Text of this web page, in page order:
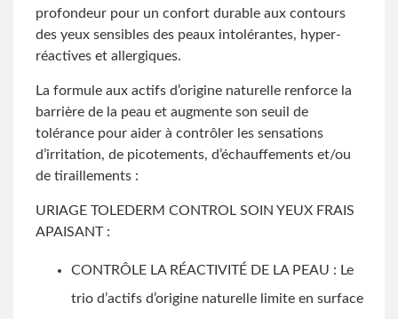
profondeur pour un confort durable aux contours
des yeux sensibles des peaux intolérantes, hyper-
réactives et allergiques.
La formule aux actifs d’origine naturelle renforce la
barrière de la peau et augmente son seuil de
tolérance pour aider à contrôler les sensations
d’irritation, de picotements, d’échauffements et/ou
de tiraillements :
URIAGE TOLEDERM CONTROL SOIN YEUX FRAIS
APAISANT :
CONTRÔLE LA RÉACTIVITÉ DE LA PEAU : Le
trio d’actifs d’origine naturelle limite en surface